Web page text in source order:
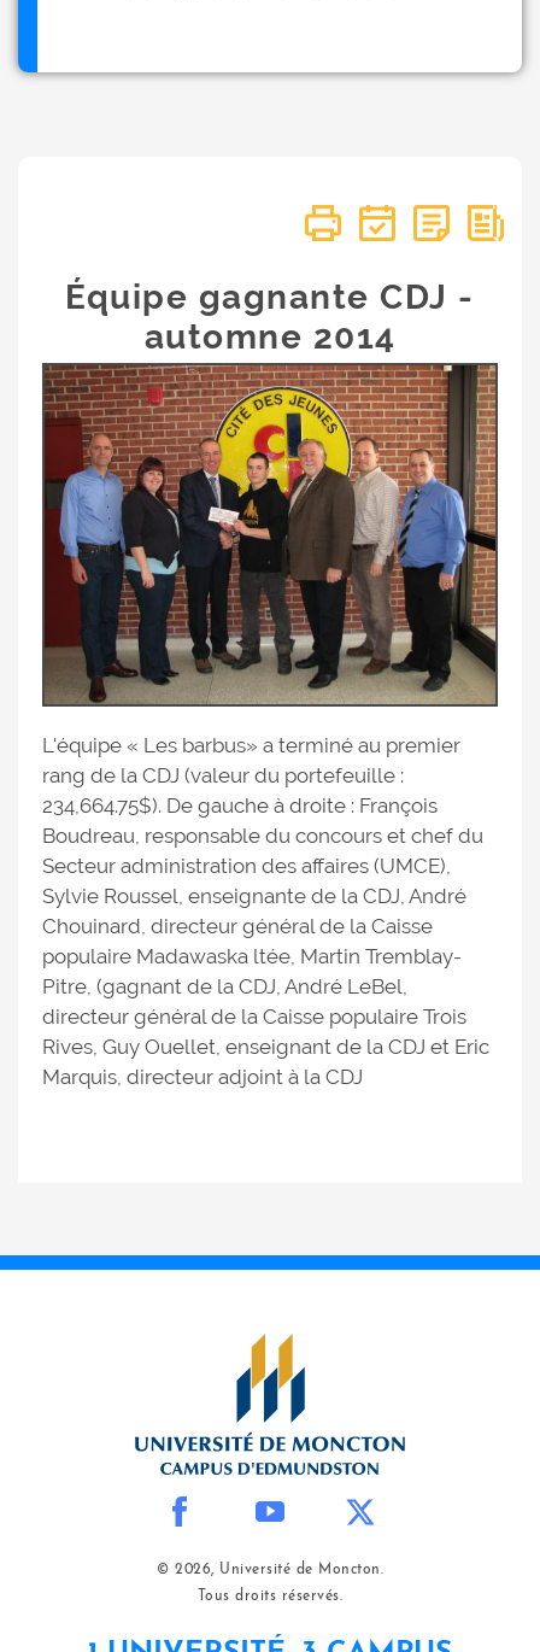
Équipe gagnante CDJ -
automne 2014
L'équipe « Les barbus» a terminé au premier
rang de la CDJ (valeur du portefeuille :
234,664.75$). De gauche à droite : François
Boudreau, responsable du concours et chef du
Secteur administration des affaires (UMCE),
Sylvie Roussel, enseignante de la CDJ, André
Chouinard, directeur général de la Caisse
populaire Madawaska ltée, Martin Tremblay-
Pitre, (gagnant de la CDJ, André LeBel,
directeur général de la Caisse populaire Trois
Rives, Guy Ouellet, enseignant de la CDJ et Eric
Marquis, directeur adjoint à la CDJ
© 2026, Université de Moncton.
Tous droits réservés.